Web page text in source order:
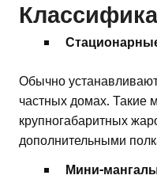
Обычно
частных домах. Такие
крупногабаритных
дополнительными
Мини-